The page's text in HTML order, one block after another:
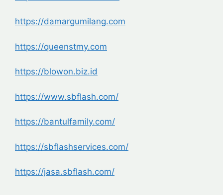
https://damargumilang.com
https://queenstmy.com
https://blowon.biz.id
https://www.sbflash.com/
https://bantulfamily.com/
https://sbflashservices.com/
https://jasa.sbflash.com/